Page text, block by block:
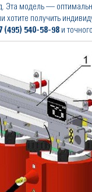
Эта модель —
хотите получить
(495) 540-58-98 и